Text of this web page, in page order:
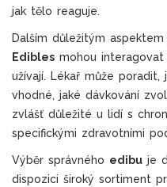
jak tělo reaguje.
Dalším důležitým
Edibles mohou
užívají. Lékař může
vhodné, jaké dávkování
zvlášť důležité u lidí s
specifickými zdravotními
Výběr správného edibu je
dispozici široký sortiment